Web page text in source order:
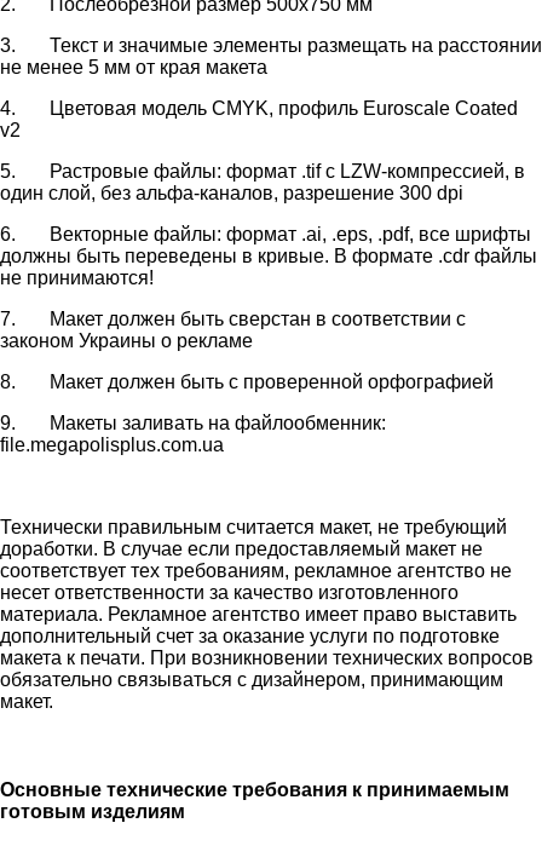
2. Послеобрезной размер 500х750 мм
3. Текст и значимые элементы размещать на расстоянии
не менее 5 мм от края макета
4. Цветовая модель CMYK, профиль Euroscale Coated
v2
5. Растровые файлы: формат .tif с LZW-компрессией, в
один слой, без альфа-каналов, разрешение 300 dpi
6. Векторные файлы: формат .ai, .eps, .pdf, все шрифты
должны быть переведены в кривые. В формате .cdr файлы
не принимаются!
7. Макет должен быть сверстан в соответствии с
законом Украины о рекламе
8. Макет должен быть с проверенной орфографией
9. Макеты заливать на файлообменник:
file.megapolisplus.com.ua
Технически правильным считается макет, не требующий
доработки. В случае если предоставляемый макет не
соответствует тех требованиям, рекламное агентство не
несет ответственности за качество изготовленного
материала. Рекламное агентство имеет право выставить
дополнительный счет за оказание услуги по подготовке
макета к печати. При возникновении технических вопросов
обязательно связываться с дизайнером, принимающим
макет.
Основные технические требования к принимаемым
готовым изделиям